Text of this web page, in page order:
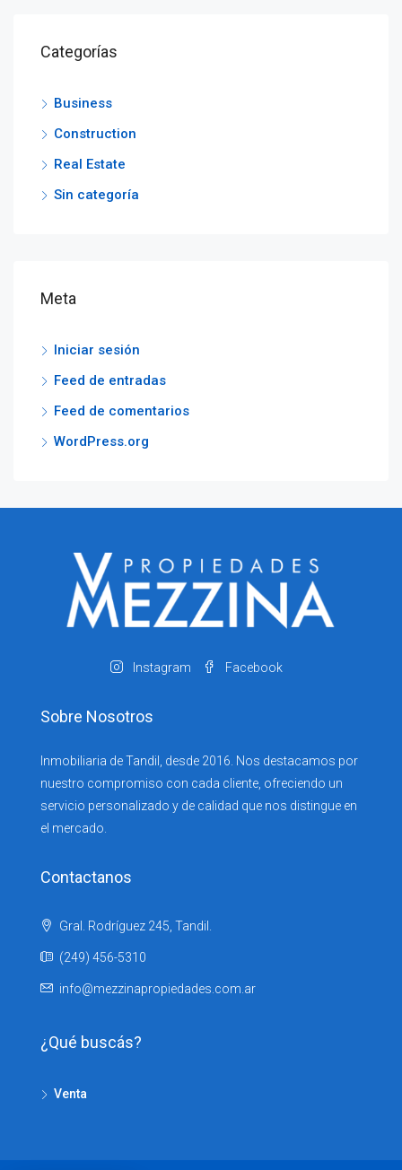
Categorías
Business
Construction
Real Estate
Sin categoría
Meta
Iniciar sesión
Feed de entradas
Feed de comentarios
WordPress.org
Instagram Facebook
Sobre Nosotros
Inmobiliaria de Tandil, desde 2016. Nos destacamos por
nuestro compromiso con cada cliente, ofreciendo un
servicio personalizado y de calidad que nos distingue en
el mercado.
Contactanos
Gral. Rodríguez 245, Tandil.
(249) 456-5310
info@mezzinapropiedades.com.ar
¿Qué buscás?
Venta